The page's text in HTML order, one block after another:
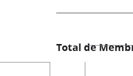
Total de